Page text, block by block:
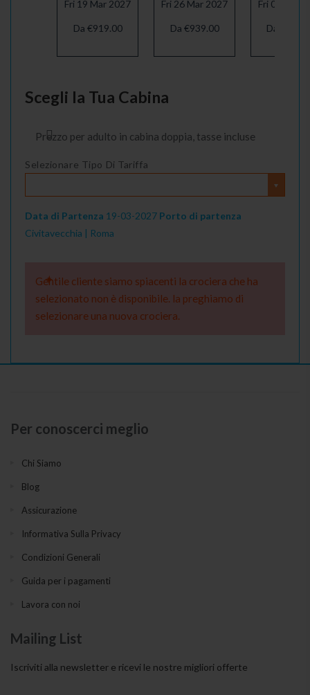
Fri 19 Mar 2027
Da €919.00
Fri 26 Mar 2027
Da €939.00
Fri 02 Apr
Da
Scegli la Tua Cabina
Prezzo per adulto in cabina doppia, tasse incluse
Selezionare Tipo Di Tariffa
Data di Partenza 19-03-2027 Porto di partenza
Civitavecchia | Roma
Gentile cliente siamo spiacenti la crociera che ha
selezionato non è disponibile. la preghiamo di
selezionare una nuova crociera.
Per conoscerci meglio
Chi Siamo
Blog
Assicurazione
Informativa Sulla Privacy
Condizioni Generali
Guida per i pagamenti
Lavora con noi
Mailing List
Iscriviti alla newsletter e ricevi le nostre migliori offerte